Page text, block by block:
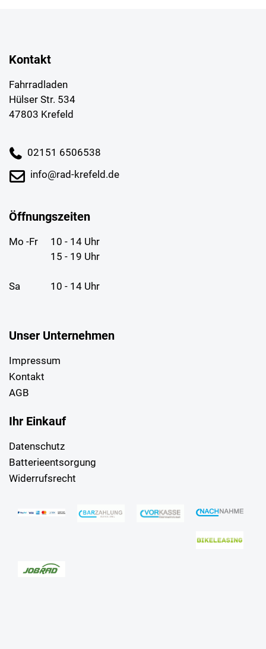
Kontakt
Fahrradladen
Hülser Str. 534
47803 Krefeld
02151 6506538
info@rad-krefeld.de
Öffnungszeiten
Mo -Fr
10 - 14 Uhr
15 - 19 Uhr
Sa 10 - 14 Uhr
Unser Unternehmen
Impressum
Kontakt
AGB
Ihr Einkauf
Datenschutz
Batterieentsorgung
Widerrufsrecht